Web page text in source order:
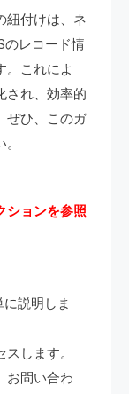
紐付けは、ネ
のレコード情
。これによ
され、効率的
ぜひ、このガ
ションを参照
説明しま
します。
お問い合わ